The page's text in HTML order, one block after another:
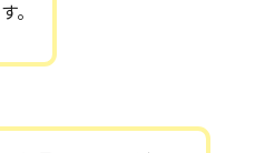
。